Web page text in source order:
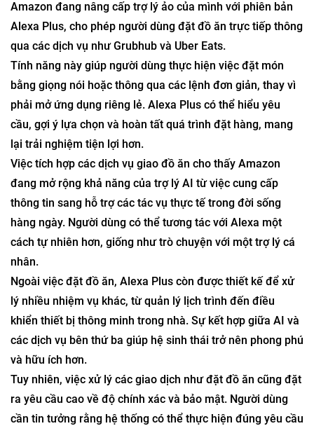
Amazon đang nâng cấp trợ lý ảo của mình với phiên bản
Alexa Plus, cho phép người dùng đặt đồ ăn trực tiếp thông
qua các dịch vụ nhưGrubhub và Uber Eats.
Tính năng này giúp người dùng thực hiện việc đặt món
bằng giọng nói hoặc thông qua các lệnh đơn giản, thay vì
phải mở ứng dụng riêng lẻ. Alexa Plus có thể hiểu yêu
cầu, gợi ý lựa chọn và hoàn tất quá trình đặt hàng, mang
lại trải nghiệm tiện lợi hơn.
Việc tích hợp các dịch vụ giao đồ ăn cho thấy Amazon
đang mở rộng khả năng của trợ lý AI từ việc cung cấp
thông tin sang hỗ trợ các tác vụ thực tế trong đời sống
hàng ngày. Người dùng có thể tương tác với Alexa một
cách tự nhiên hơn, giống như trò chuyện với một trợ lý cá
nhân.
Ngoài việc đặt đồ ăn, Alexa Plus còn được thiết kế để xử
lý nhiều nhiệm vụ khác, từ quản lý lịch trình đến điều
khiển thiết bị thông minh trong nhà. Sự kết hợp giữa AI và
các dịch vụ bên thứ ba giúp hệ sinh thái trở nên phong phú
và hữu ích hơn.
Tuy nhiên, việc xử lý các giao dịch như đặt đồ ăn cũng đặt
ra yêu cầu cao về độ chính xác và bảo mật. Người dùng
cần tin tưởng rằng hệ thống có thể thực hiện đúng yêu cầu